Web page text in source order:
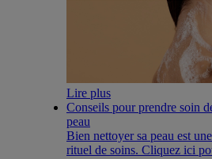
Lire plus
Conseils pour prendre soin
peau
Bien nettoyer sa peau est
rituel de soins. Cliquez ici